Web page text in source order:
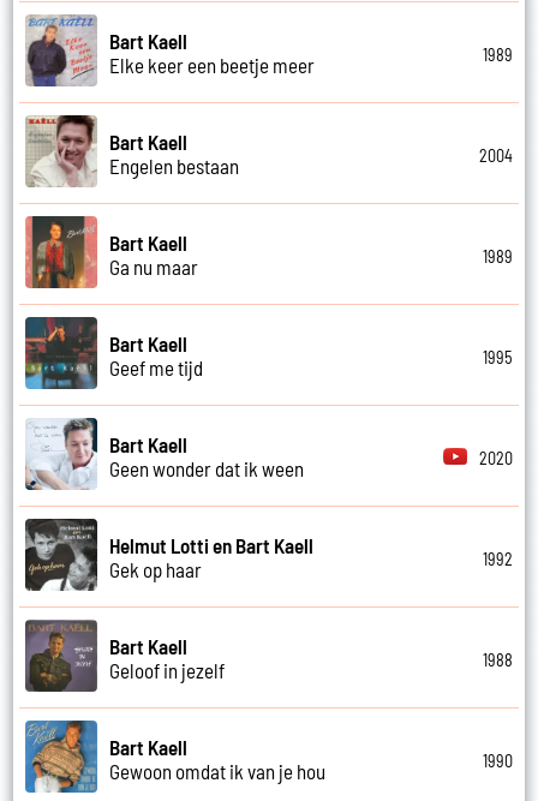
Bart Kaell
Elke keer een beetje meer
1989
Bart Kaell
Engelen bestaan
2004
Bart Kaell
Ga nu maar
1989
Bart Kaell
Geef me tijd
1995
Bart Kaell
Geen wonder dat ik ween
2020
Helmut Lotti en Bart Kaell
Gek op haar
1992
Bart Kaell
Geloof in jezelf
1988
Bart Kaell
Gewoon omdat ik van je hou
1990